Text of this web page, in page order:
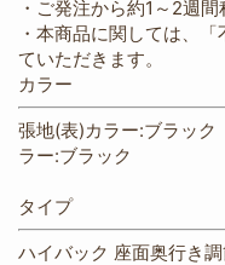
・ご発注から約1～2週間
・本商品に関しては、
ていただきます。
カラー
張地(表)カラー:ブラッ
ラー:ブラック
タイプ
ハイバック 座面奥行き